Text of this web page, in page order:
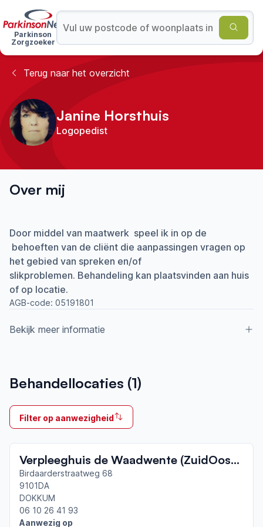
Parkinson
Zorgzoeker
Terug naar het overzicht
Janine Horsthuis
Logopedist
Over mij
Door middel van maatwerk speel ik in op de
behoeften van de cliënt die aanpassingen vragen op
het gebied van spreken en/of
slikproblemen. Behandeling kan plaatsvinden aan huis
of op locatie.
AGB-code: 05191801
Bekijk meer informatie
2020
Ik behandel
Op locatie & Thuis
netwerk
Friesland
Afgeronde ParkinsonNet-scholingen
ParkinsonNet congres 2026
Behandellocaties (1)
Filter op aanwezigheid
Verpleeghuis de Waadwente (ZuidOostZorg)
Birdaarderstraatweg 68
9101DA
DOKKUM
06 10 26 41 93
Aanwezig op